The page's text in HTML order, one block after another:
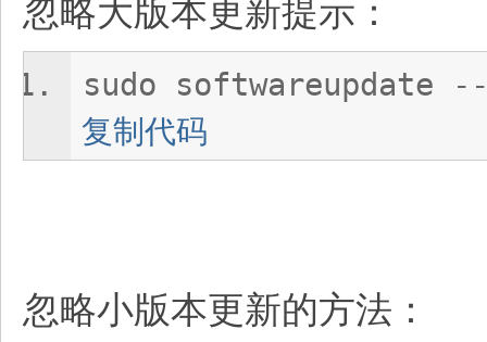
忽略大版本更新提示：
sudo softwareupdate
复制代码
忽略小版本更新的方法：